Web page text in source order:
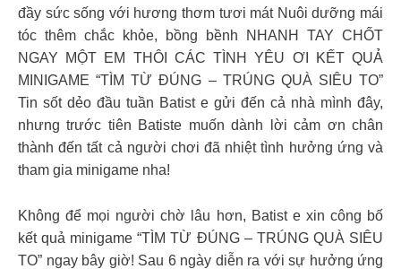
đầy sức sống với hương thơm tươi mát Nuôi dưỡng mái
tóc thêm chắc khỏe, bồng bềnh NHANH TAY CHỐT
NGAY MỘT EM THÔI CÁC TÌNH YÊU ƠI KẾT QUẢ
MINIGAME “TÌM TỪ ĐÚNG – TRÚNG QUÀ SIÊU TO”️
Tin sốt dẻo đầu tuần Batist e gửi đến cả nhà mình đây,
nhưng trước tiên Batiste muốn dành lời cảm ơn chân
thành đến tất cả người chơi đã nhiệt tình hưởng ứng và
tham gia minigame nha!
Không để mọi người chờ lâu hơn, Batist e xin công bố
kết quả minigame “TÌM TỪ ĐÚNG – TRÚNG QUÀ SIÊU
TO”️ ngay bây giờ! Sau 6 ngày diễn ra với sự hưởng ứng